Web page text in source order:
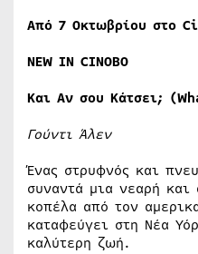
Από 7 Οκτωβρίου στο
NEW IN CINOBO
Και Αν σου Κάτσει;
Γούντι Άλεν
Ένας στρυφνός και
συναντά μια νεαρή και
κοπέλα από τον
καταφεύγει στη Νέα
καλύτερη ζωή.